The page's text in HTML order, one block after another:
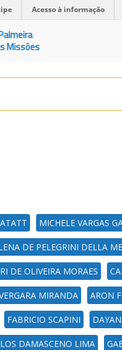
Acesso à informação
Missões
MICHELE VARGAS
DE PELEGRINI DELLA
DE OLIVEIRA MORAES
MIRANDA ARON
FABRICIO SCAPINI
DAMASCENO LIMA